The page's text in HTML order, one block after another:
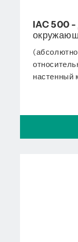
IAC 500 -
настенный